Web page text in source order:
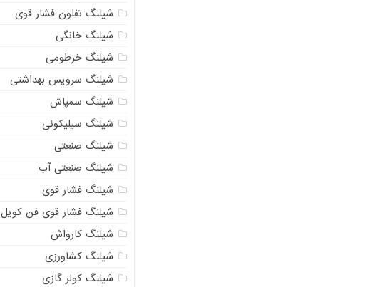
شیلنگ تفلون فشار قوی
شیلنگ خانگی
شیلنگ خرطومی
شیلنگ سرویس بهداشتی
شیلنگ سمپاش
شیلنگ سیلیکونی
شیلنگ صنعتی
شیلنگ صنعتی آب
شیلنگ فشار قوی
شیلنگ فشار قوی فن کویل
شیلنگ کارواش
شیلنگ کشاورزی
شیلنگ کولر گازی